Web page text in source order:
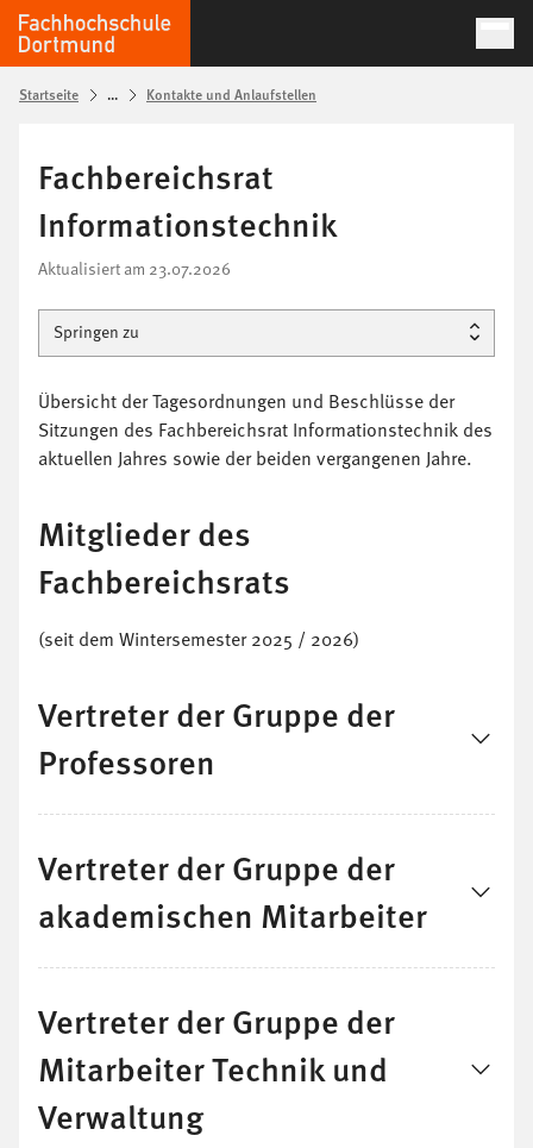
Startseite ... Kontakte und Anlaufstellen
Fachbereichsrat
Informationstechnik
Aktualisiert am 23.07.2026
Springen zu
Übersicht der Tagesordnungen und Beschlüsse der
Sitzungen des Fachbereichsrat Informationstechnik des
aktuellen Jahres sowie der beiden vergangenen Jahre.
Mitglieder des
Fachbereichsrats
(seit dem Wintersemester 2025 / 2026)
Vertreter der Gruppe der
Professoren
Vertreter der Gruppe der
akademischen Mitarbeiter
Vertreter der Gruppe der
Mitarbeiter Technik und
Verwaltung